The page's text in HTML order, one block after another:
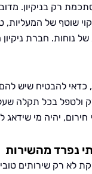
רק בניקיון.
שוטף של
נוחות. חברת
להבטיח שיש להם
ולטפל בכל תקלה
יהיה מי שידאג
נפרד מהשירות
לא רק שירותים